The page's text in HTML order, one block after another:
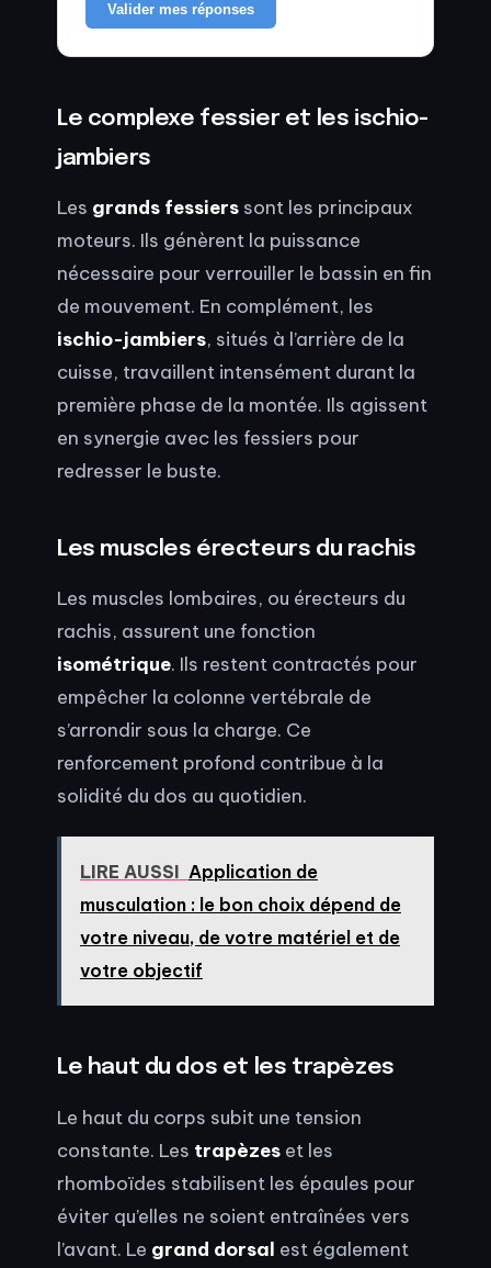
Valider mes réponses
Le complexe fessier et les ischio-
jambiers
Les grands fessiers sont les principaux
moteurs. Ils génèrent la puissance
nécessaire pour verrouiller le bassin en fin
de mouvement. En complément, les
ischio-jambiers, situés à l’arrière de la
cuisse, travaillent intensément durant la
première phase de la montée. Ils agissent
en synergie avec les fessiers pour
redresser le buste.
Les muscles érecteurs du rachis
Les muscles lombaires, ou érecteurs du
rachis, assurent une fonction
isométrique. Ils restent contractés pour
empêcher la colonne vertébrale de
s’arrondir sous la charge. Ce
renforcement profond contribue à la
solidité du dos au quotidien.
LIRE AUSSI Application de
musculation : le bon choix dépend de
votre niveau, de votre matériel et de
votre objectif
Le haut du dos et les trapèzes
Le haut du corps subit une tension
constante. Les trapèzes et les
rhomboïdes stabilisent les épaules pour
éviter qu’elles ne soient entraînées vers
l’avant. Le grand dorsal est également